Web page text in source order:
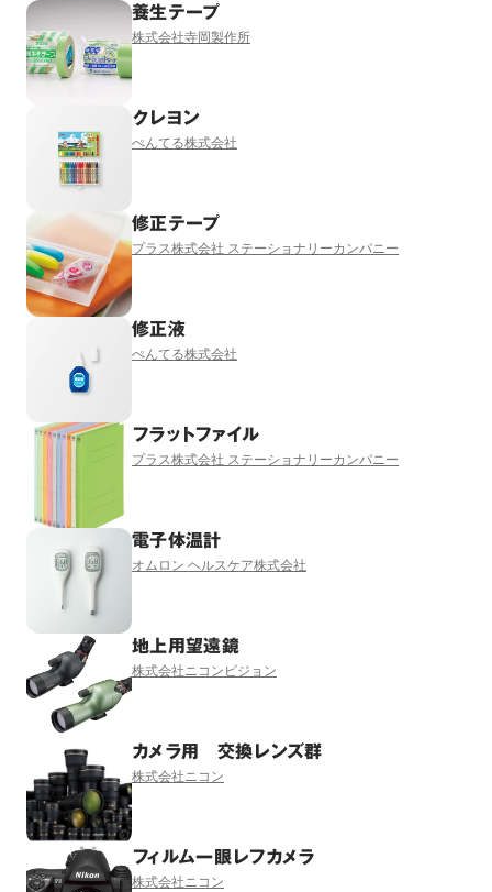
養生テープ
株式会社寺岡製作所
クレヨン
ぺんてる株式会社
修正テープ
プラス株式会社 ステーショナリーカンパニー
修正液
ぺんてる株式会社
フラットファイル
プラス株式会社 ステーショナリーカンパニー
電子体温計
オムロン ヘルスケア株式会社
地上用望遠鏡
株式会社ニコンビジョン
カメラ用 交換レンズ群
株式会社ニコン
フィルム一眼レフカメラ
株式会社ニコン